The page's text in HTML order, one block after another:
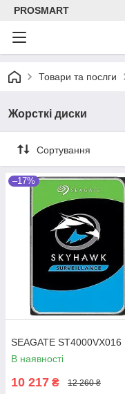
PROSMART
Товари та послги
Жорсткі диски
Сортування
–17%
SEAGATE ST4000VX016
В наявності
10 217 ₴ 12 260 ₴